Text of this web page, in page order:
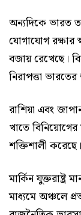
অন্যদিকে ভারত
যোগাযোগ রক্ষার
বজায় রেখেছে।
নিরাপত্তা
রাশিয়া এবং
খাতে
শক্তিশালী করেছে।
মার্কিন
মাধ্যমে অঞ্চলে